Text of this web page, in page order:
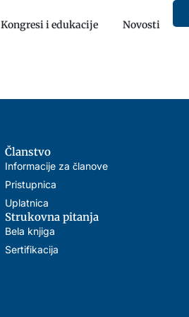
Kongresi i edukacije Novosti
Članstvo
Informacije za članove
Pristupnica
Uplatnica
Strukovna pitanja
Bela knjiga
Sertifikacija